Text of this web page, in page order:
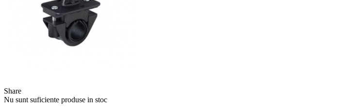
Share
Nu sunt suficiente produse in stoc